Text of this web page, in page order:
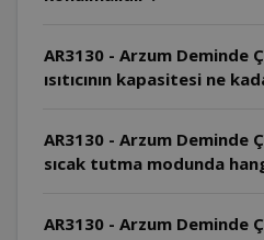
AR3130 - Arzum Deminde
ısıtıcının kapasitesi ne
AR3130 - Arzum Deminde
sıcak tutma modunda
AR3130 - Arzum Deminde